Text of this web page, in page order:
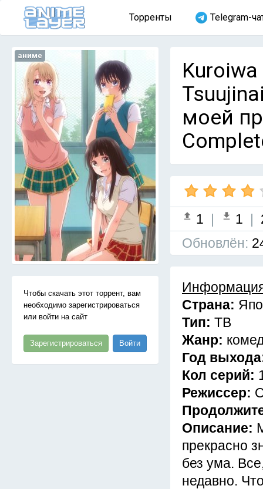
Торренты Telegram-
аниме
Чтобы скачать этот торрент, вам
необходимо зарегистрироваться
или войти на сайт
Зарегистрироваться Войти
моей
1 | 1 |
Обновлён:
Страна:
Тип: ТВ
Жанр:
Год
Кол серий:
Режиссер:
Описание:
прекрасно
без ума.
недавно.